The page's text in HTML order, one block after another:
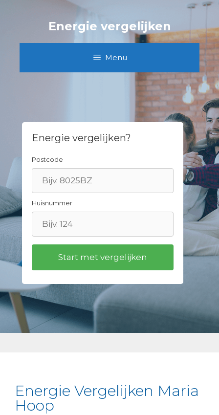
Energie vergelijken
Menu
Energie vergelijken?
Postcode
Huisnummer
Energie Vergelijken Maria
Hoop